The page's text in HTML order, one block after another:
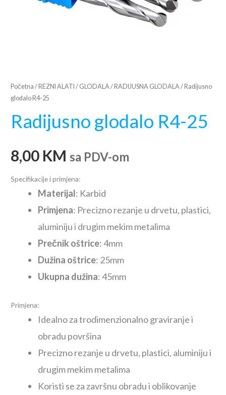
Početna /REZNI ALATI / GLODALA /RADIJUSNA GLODALA / Radijusno
glodalo R4-25
Radijusno glodalo R4-25
8,00 KM sa PDV-om
Specifikacije i primjena:
Materijal: Karbid
Primjena: Precizno rezanje u drvetu, plastici,
aluminiju i drugim mekim metalima
Prečnik oštrice: 4mm
Dužina oštrice: 25mm
Ukupna dužina: 45mm
Primjena:
Idealno za trodimenzionalno graviranje i
obradu površina
Precizno rezanje u drvetu, plastici, aluminiju i
drugim mekim metalima
Koristi se za završnu obradu i oblikovanje